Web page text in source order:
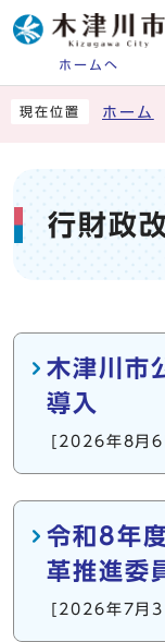
ホームへ
現在位置 ホーム
行財政
メインメニ
木津川市
導入
[2026年8月6
令和8年
革推進委
[2026年7月